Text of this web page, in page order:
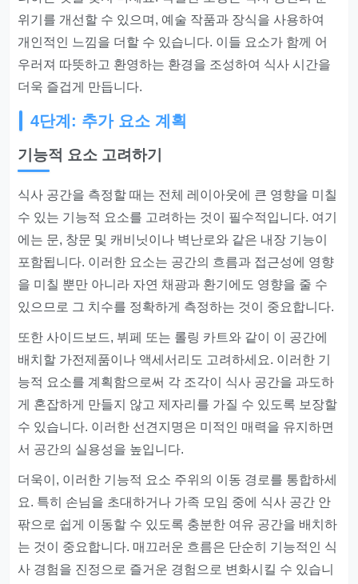
위기를 개선할 수 있으며, 예술 작품과 장식을 사용하여
개인적인 느낌을 더할 수 있습니다. 이들 요소가 함께 어
우러져 따뜻하고 환영하는 환경을 조성하여 식사 시간을
더욱 즐겁게 만듭니다.
4단계: 추가 요소 계획
기능적 요소 고려하기
식사 공간을 측정할 때는 전체 레이아웃에 큰 영향을 미칠
수 있는 기능적 요소를 고려하는 것이 필수적입니다. 여기
에는 문, 창문 및 캐비닛이나 벽난로와 같은 내장 기능이
포함됩니다. 이러한 요소는 공간의 흐름과 접근성에 영향
을 미칠 뿐만 아니라 자연 채광과 환기에도 영향을 줄 수
있으므로 그 치수를 정확하게 측정하는 것이 중요합니다.
또한 사이드보드, 뷔페 또는 롤링 카트와 같이 이 공간에
배치할 가전제품이나 액세서리도 고려하세요. 이러한 기
능적 요소를 계획함으로써 각 조각이 식사 공간을 과도하
게 혼잡하게 만들지 않고 제자리를 가질 수 있도록 보장할
수 있습니다. 이러한 선견지명은 미적인 매력을 유지하면
서 공간의 실용성을 높입니다.
더욱이, 이러한 기능적 요소 주위의 이동 경로를 통합하세
요. 특히 손님을 초대하거나 가족 모임 중에 식사 공간 안
팎으로 쉽게 이동할 수 있도록 충분한 여유 공간을 배치하
는 것이 중요합니다. 매끄러운 흐름은 단순히 기능적인 식
사 경험을 진정으로 즐거운 경험으로 변화시킬 수 있습니